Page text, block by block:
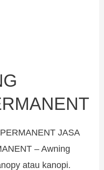
JASA
– Awning
atau kanopi.